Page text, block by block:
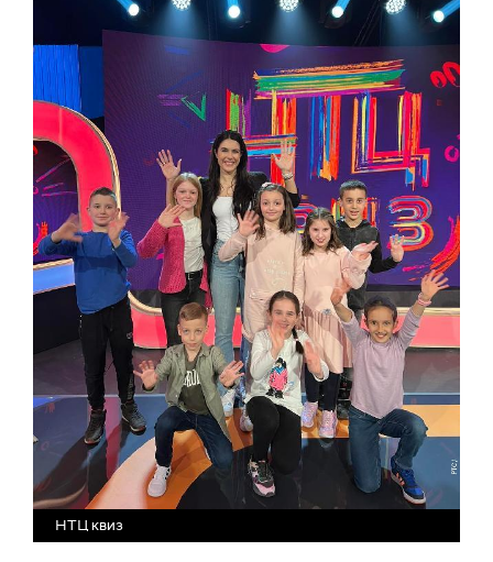
НТЦ квиз